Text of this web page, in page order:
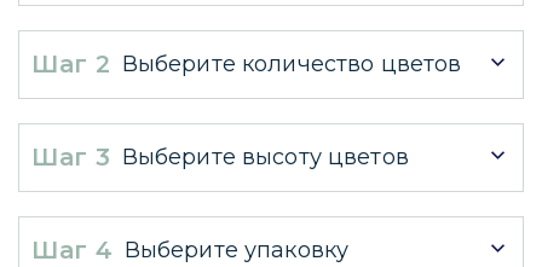
Шаг 2 Выберите количество цветов
Шаг 3 Выберите высоту цветов
Шаг 4 Выберите упаковку